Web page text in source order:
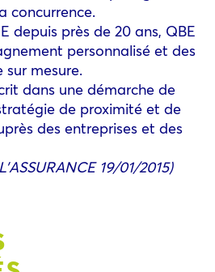
concurrence.
depuis près de 20 ans, QBE
personnalisé et des
sur mesure.
dans une démarche de
de proximité et de
des entreprises et des
19/01/2015)